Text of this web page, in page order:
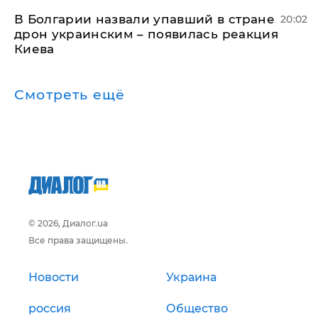
В Болгарии назвали упавший в стране
дрон украинским – появилась реакция
Киева
20:02
Смотреть ещё
© 2026, Диалог.ua
Все права защищены.
Новости Украина
россия Общество